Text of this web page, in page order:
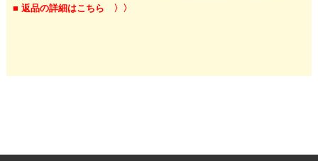
■ 返品の詳細はこちら 〉〉